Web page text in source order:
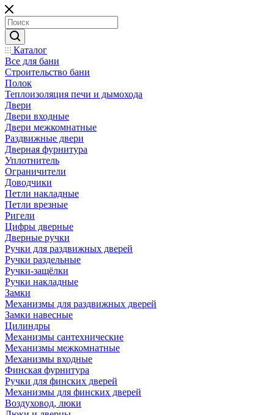
Каталог
Все для бани
Строительство бани
Полок
Теплоизоляция печи и дымохода
Двери
Двери входные
Двери межкомнатные
Раздвижные двери
Дверная фурнитура
Уплотнитель
Ограничители
Доводчики
Петли накладные
Петли врезные
Ригели
Цифры дверные
Дверные ручки
Ручки для раздвижных дверей
Ручки раздельные
Ручки-защёлки
Ручки накладные
Замки
Механизмы для раздвижных дверей
Замки навесные
Цилиндры
Механизмы сантехнические
Механизмы межкомнатные
Механизмы входные
Финская фурнитура
Ручки для финских дверей
Механизмы для финских дверей
Воздуховод, люки